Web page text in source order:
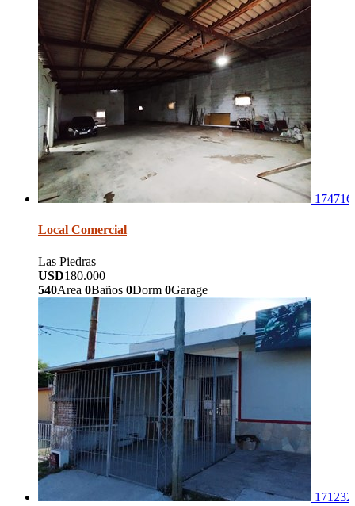
174716
Local Comercial
Las Piedras
USD180.000
540Area 0Baños 0Dorm 0Garage
171232